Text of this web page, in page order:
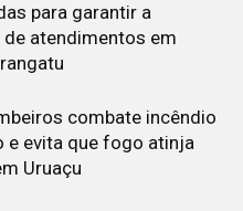
para garantir a
atendimentos em
combate incêndio
e evita que fogo atinja
Uruaçu